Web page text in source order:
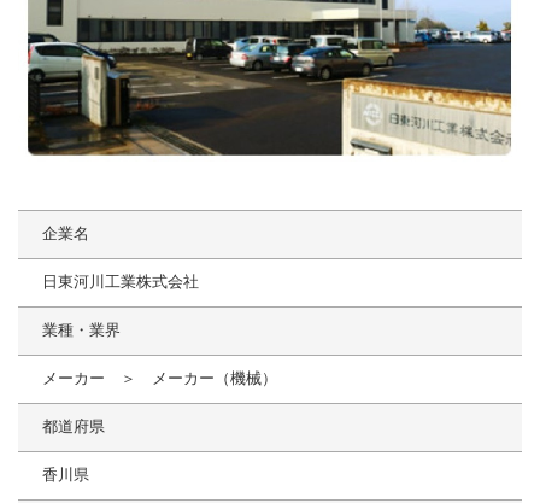
企業名
日東河川工業株式会社
業種・業界
メーカー ＞ メーカー（機械）
都道府県
香川県